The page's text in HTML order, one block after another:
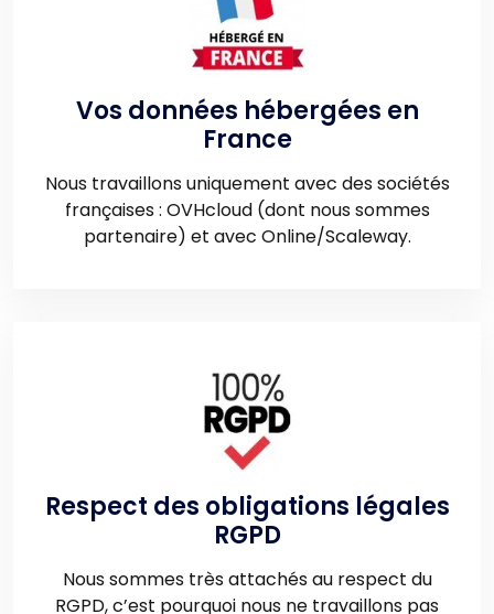
Vos données hébergées en
France
Nous travaillons uniquement avec des sociétés
françaises : OVHcloud (dont nous sommes
partenaire) et avec Online/Scaleway.
Respect des obligations légales
RGPD
Nous sommes très attachés au respect du
RGPD, c’est pourquoi nous ne travaillons pas